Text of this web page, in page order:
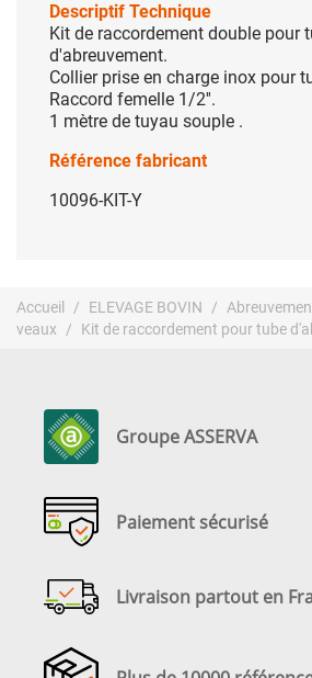
Descriptif Technique
Kit de raccordement double pour
d'abreuvement.
Collier prise en charge inox pour
Raccord femelle 1/2''.
1 mètre de tuyau souple .
Référence fabricant
10096-KIT-Y
Accueil ELEVAGE BOVIN
veaux
Kit de raccordement pour tube
Groupe ASSERVA
Paiement sécurisé
Livraison partout en